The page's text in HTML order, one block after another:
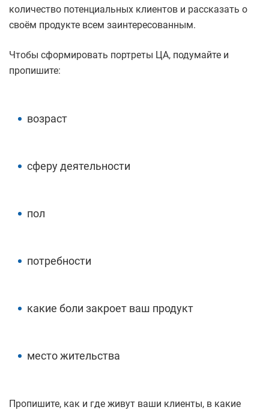
количество потенциальных клиентов и рассказать о
своём продукте всем заинтересованным.
Чтобы сформировать портреты ЦА, подумайте и
пропишите:
возраст
сферу деятельности
пол
потребности
какие боли закроет ваш продукт
место жительства
Пропишите, как и где живут ваши клиенты, в какие